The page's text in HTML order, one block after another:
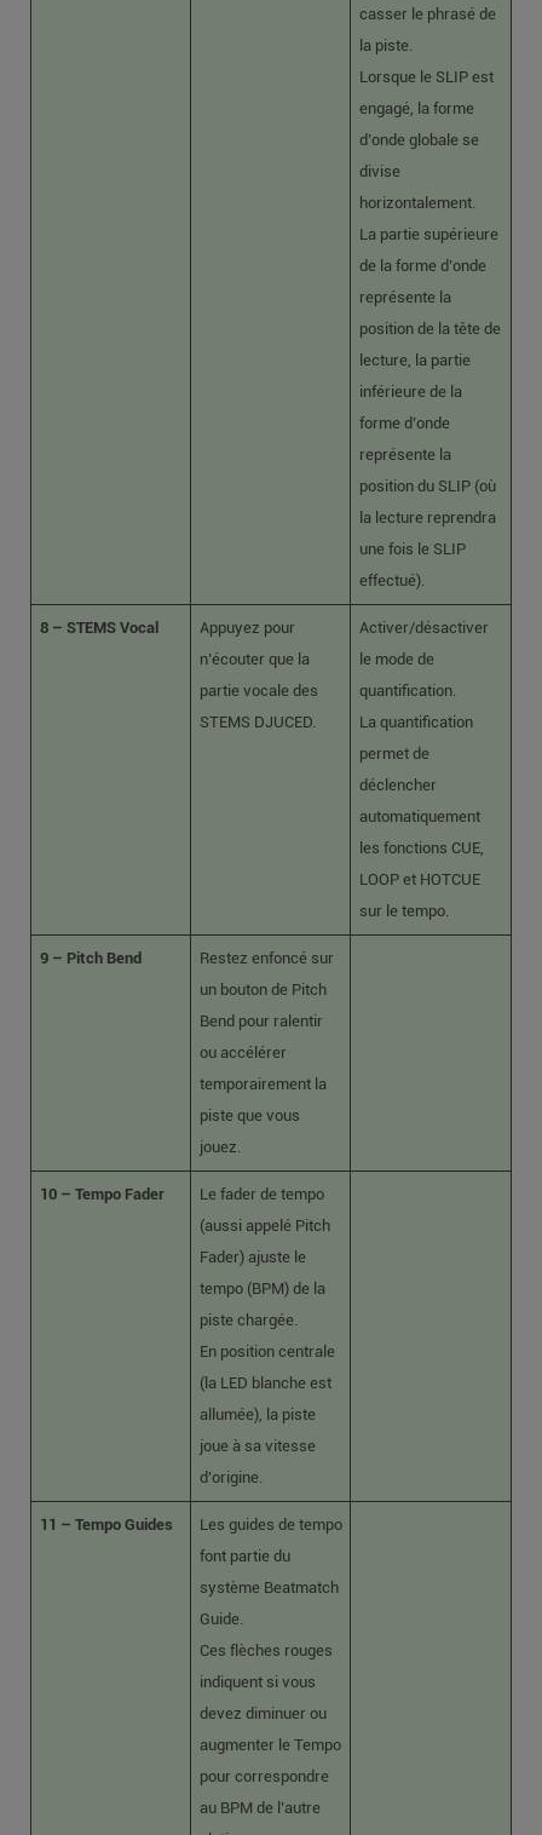
casser le phrasé de
la piste.
Lorsque le SLIP est
engagé, la forme
d’onde globale se
divise
horizontalement.
La partie supérieure
de la forme d’onde
représente la
position de la tête de
lecture, la partie
inférieure de la
forme d’onde
représente la
position du SLIP (où
la lecture reprendra
une fois le SLIP
effectué).
8 – STEMS Vocal
Appuyez pour
n’écouter que la
partie vocale des
STEMS DJUCED.
Activer/désactiver
le mode de
quantification.
La quantification
permet de
déclencher
automatiquement
les fonctions CUE,
LOOP et HOTCUE
sur le tempo.
9 – Pitch Bend
Restez enfoncé sur
un bouton de Pitch
Bend pour ralentir
ou accélérer
temporairement la
piste que vous
jouez.
10 – Tempo Fader
Le fader de tempo
(aussi appelé Pitch
Fader) ajuste le
tempo (BPM) de la
piste chargée.
En position centrale
(la LED blanche est
allumée), la piste
joue à sa vitesse
d’origine.
11 – Tempo Guides
Les guides de tempo
font partie du
système Beatmatch
Guide.
Ces flèches rouges
indiquent si vous
devez diminuer ou
augmenter le Tempo
pour correspondre
au BPM de l’autre